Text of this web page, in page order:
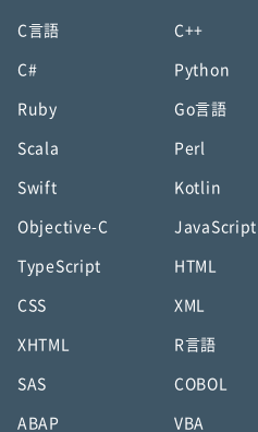
C言語 C++
C# Python
Ruby Go言語
Scala Perl
Swift Kotlin
Objective-C JavaScript
TypeScript HTML
CSS XML
XHTML R言語
SAS COBOL
ABAP VBA